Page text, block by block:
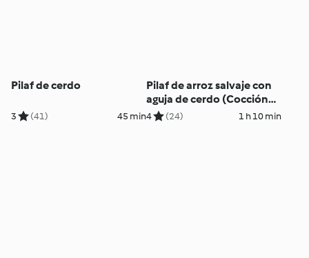
Pilaf de cerdo
3 (41) 45 min
Pilaf de arroz salvaje con
aguja de cerdo (Cocción
de arroz)
4 (24) 1 h 10 min